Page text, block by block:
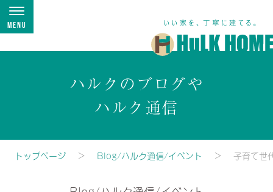
Menu
ハルクのブログや
ハルク通信
トップページ Blog/ハルク通信/イベント 子育て世